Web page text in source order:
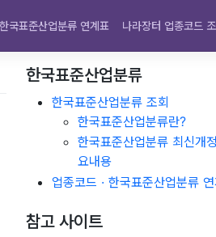
국표준산업분류 연계표 나라장터 업종코드
한국표준산업분류
한국표준산업분류 조회
한국표준산업분류란?
한국표준산업분류 최신개
요내용
업종코드 · 한국표준산업분류
참고 사이트